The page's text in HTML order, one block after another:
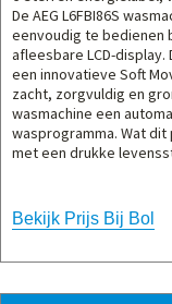
De AEG L6FBI86S
eenvoudig te bedienen
afleesbare LCD-
een innovatieve Soft
zacht, zorgvuldig en
wasmachine een
wasprogramma. Wat
met een drukke
Bekijk Prijs Bij Bol